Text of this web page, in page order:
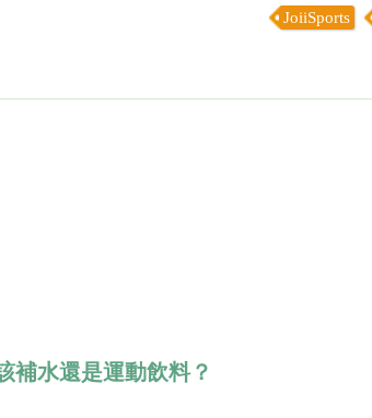
JoiiSports
補水還是運動飲料？